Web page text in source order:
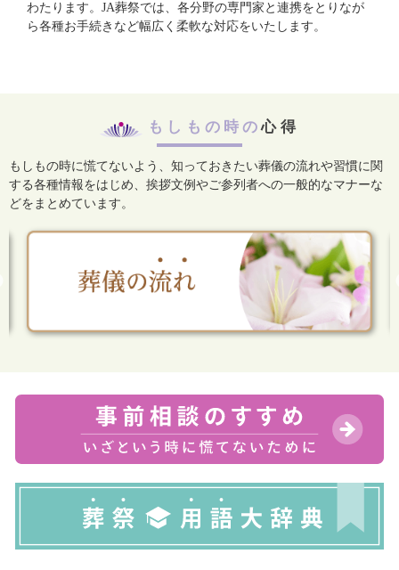
わたります。JA葬祭では、各分野の専門家と連携をとりなが
ら各種お手続きなど幅広く柔軟な対応をいたします。
もしもの時の心得
もしもの時に慌てないよう、知っておきたい葬儀の流れや習慣に関
する各種情報をはじめ、 挨拶文例やご参列者への一般的なマナーな
どをまとめています。